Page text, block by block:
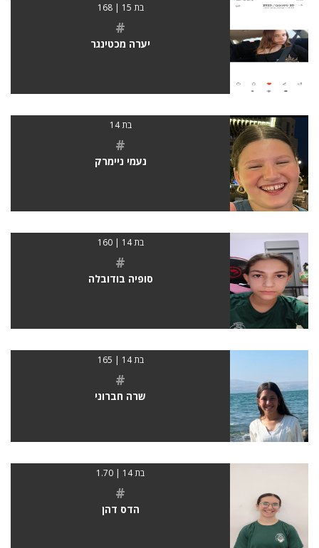
בת 15 | 168
#
יערה מכטינגר
בת 14
#
נעמי ניימרק
בת 14 | 160
#
סופיה בודובלה
בת 14 | 165
#
שרה חברוני
בת 14 | 1.70
#
הדס דהן